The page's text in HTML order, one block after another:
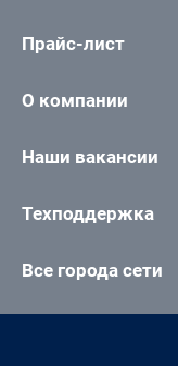
Прайс-лист
О компании
Наши вакансии
Техподдержка
Все города сети